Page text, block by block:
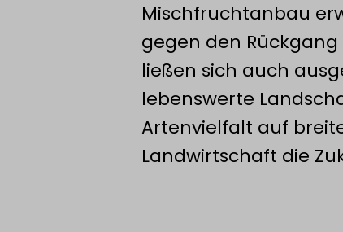
Mischfruchtanbau
gegen den
ließen sich auch
lebenswerte
Artenvielfalt auf
Landwirtschaft die